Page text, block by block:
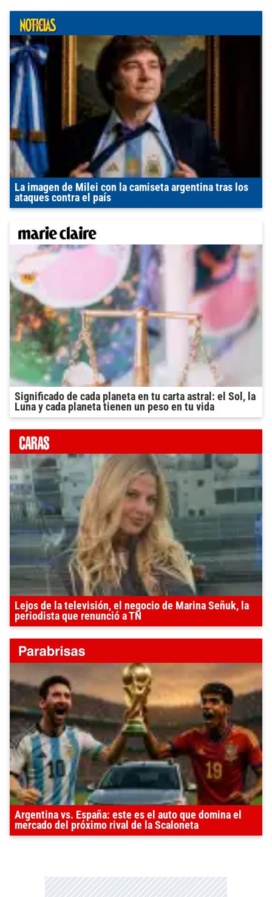
La imagen de Milei con la camiseta argentina tras los
ataques contra el país
Significado de cada planeta en tu carta astral: el Sol, la
Luna y cada planeta tienen un peso en tu vida
Lejos de la televisión, el negocio de Marina Señuk, la
periodista que renunció a TN
Argentina vs. España: este es el auto que domina el
mercado del próximo rival de la Scaloneta